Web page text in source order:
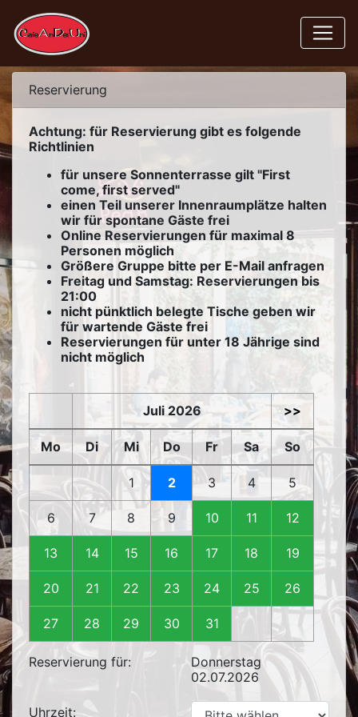
Reservierung
Achtung: für Reservierung gibt es folgende
Richtlinien
für unsere Sonnenterrasse gilt "First
come, first served"
einen Teil unserer Innenraumplätze halten
wir für spontane Gäste frei
Online Reservierungen für maximal 8
Personen möglich
Größere Gruppe bitte per E-Mail anfragen
Freitag und Samstag: Reservierungen bis
21:00
nicht pünktlich belegte Tische geben wir
für wartende Gäste frei
Reservierungen für unter 18 Jährige sind
nicht möglich
Juli 2026 >>
Mo Di Mi Do Fr Sa So
1 2 3 4 5
6 7 8 9 10 11 12
13 14 15 16 17 18 19
20 21 22 23 24 25 26
27 28 29 30 31
Reservierung für:
Donnerstag
02.07.2026
Uhrzeit: